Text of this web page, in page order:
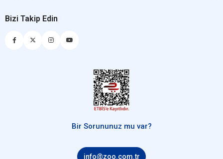
Bizi Takip Edin
Bir Sorununuz mu var?
info@zoo.com.tr